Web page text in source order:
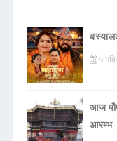
५
आज
आरम्भ